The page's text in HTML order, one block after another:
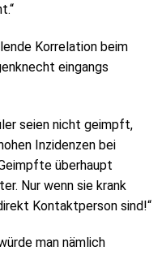
Korrelation beim
eingangs
seien nicht geimpft,
Inzidenzen bei
überhaupt
Nur wenn sie krank
Kontaktperson sind!“
man nämlich